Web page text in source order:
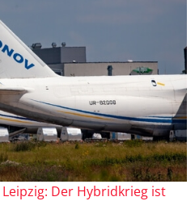
Der Hybridkrieg ist